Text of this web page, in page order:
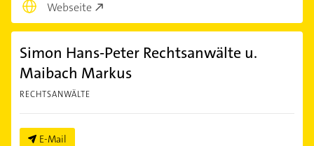
Webseite
Simon Hans-Peter Rechtsanwälte u.
Maibach Markus
RECHTSANWÄLTE
E-Mail